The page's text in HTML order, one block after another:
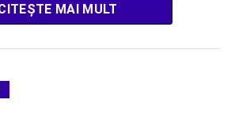
MAI MULT